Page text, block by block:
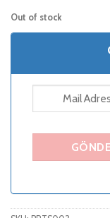
Out of stock